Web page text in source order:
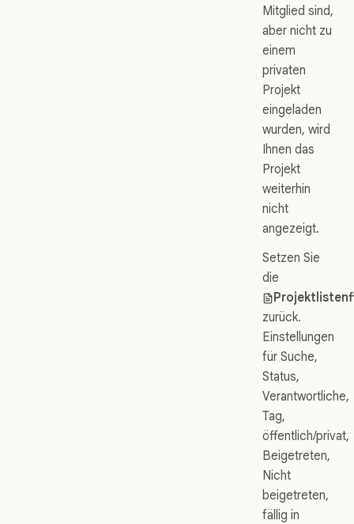
Mitglied sind,
aber nicht zu
einem
privaten
Projekt
eingeladen
wurden, wird
Ihnen das
Projekt
weiterhin
nicht
angezeigt.
Setzen Sie
die
zurück.
Einstellungen
für Suche,
Status,
Verantwortliche,
Tag,
öffentlich/privat,
Beigetreten,
Nicht
beigetreten,
fällig in